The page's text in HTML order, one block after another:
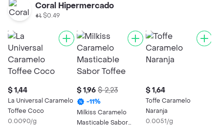
Coral Hipermercado
$0.49
$ 1,44
La Universal Caramelo
Toffee Coco
0.0090/g
$ 1,96 $ 2,23
-11%
Milkiss Caramelo
Masticable Sabor
$ 1,64
Toffe Caramelo
Naranja
0.0051/g